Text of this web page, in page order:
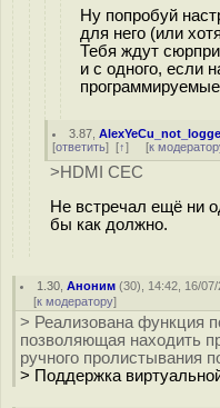
Ну попробуй
для него (или
Тебя ждут
и с одного, если
3.87 ,
[ответить] [↑] [к
>HDMI CEC
Не встречал ещё ни
бы как должно.
1.30 ,Аноним (30), 14:42, 16/
[к модератору]
> Реализована функция
позволяющая находить
ручного пролистывания
> Поддержка